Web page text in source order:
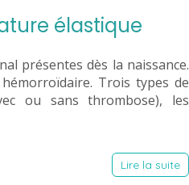
élastique
présentes dès la naissance.
Trois types de
ou sans thrombose), les
Lire la suite